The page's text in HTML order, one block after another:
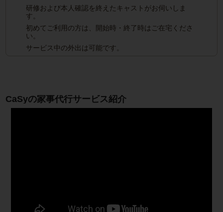
研修および本人確認を終えたキャストがお伺いしま
す。
初めてご利用の方は、開始時・終了時はご在宅くださ
い。
サービス中の外出は可能です。
CaSyの家事代行サービス紹介